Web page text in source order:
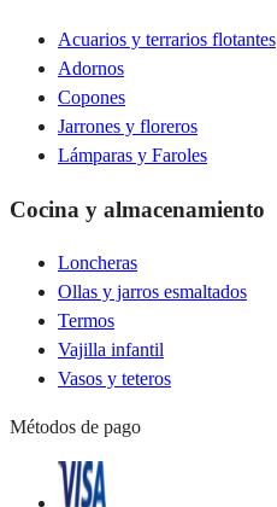
Acuarios y terrarios flotantes
Adornos
Copones
Jarrones y floreros
Lámparas y Faroles
Cocina y almacenamiento
Loncheras
Ollas y jarros esmaltados
Termos
Vajilla infantil
Vasos y teteros
Métodos de pago